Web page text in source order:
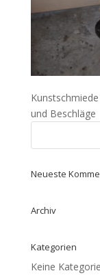
und Beschläge
Neueste
Archiv
Kategorien
Keine